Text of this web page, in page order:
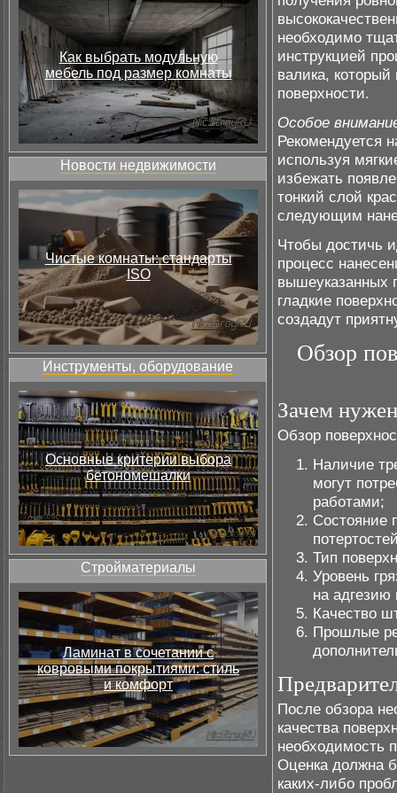
Как выбрать модульную
мебель под размер комнаты
Новости недвижимости
Чистые комнаты: стандарты
ISO
Инструменты, оборудование
Основные критерии выбора
бетономешалки
Стройматериалы
Ламинат в сочетании с
ковровыми покрытиями: стиль
и комфорт
необходимо
инструкцией
валика, который
поверхности.
Особое
Рекомендуется
используя
избежать
тонкий слой
следующим
Чтобы достичь
процесс
вышеуказанных
гладкие
создадут
Обзор
Зачем
Обзор
Наличие
могут
работами;
Состояние
Тип
Уровень
на адгезию
Качество
Прошлые
После обзора
качества
необходимость
Оценка должна
каких-либо